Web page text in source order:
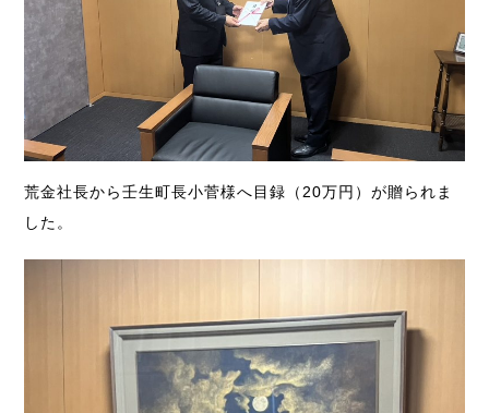
荒金社長から壬生町長小菅様へ目録（20万円）が贈られま
した。